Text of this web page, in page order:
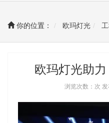
你的位置： 欧玛灯光
欧玛灯光助力
浏览次数：次 发